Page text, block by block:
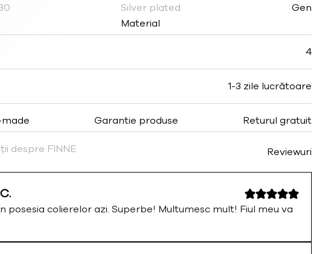
Silver plated
Material
Gen
4
1-3 zile lucrătoare
Garantie produse Returul gratuit
despre FINNE Reviewuri
posesia colierelor azi. Superbe! Multumesc mult! Fiul meu va